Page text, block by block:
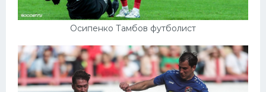
Осипенко Тамбов футболист